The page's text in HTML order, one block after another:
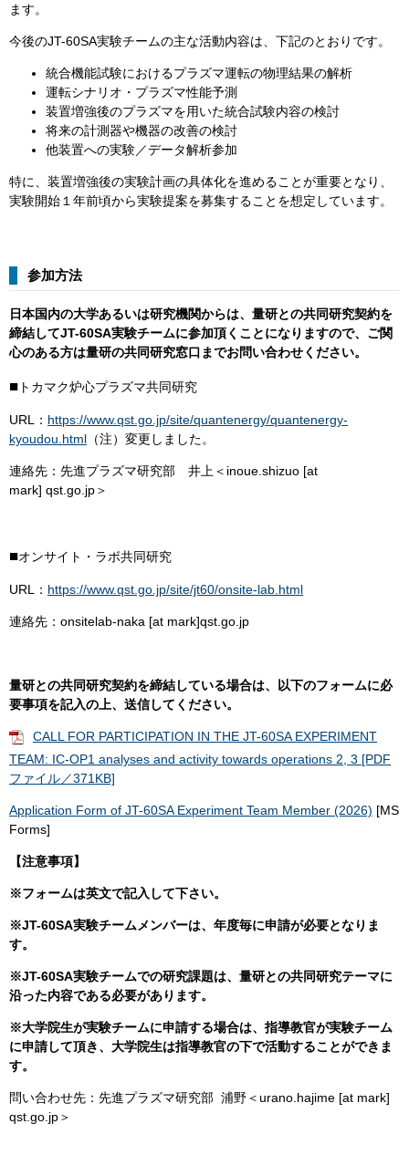
ます。
今後のJT-60SA実験チームの主な活動内容は、下記のとおりです。
統合機能試験におけるプラズマ運転の物理結果の解析
運転シナリオ・プラズマ性能予測
装置増強後のプラズマを用いた統合試験内容の検討
将来の計測器や機器の改善の検討
他装置への実験／データ解析参加
特に、装置増強後の実験計画の具体化を進めることが重要となり、
実験開始１年前頃から実験提案を募集することを想定しています。
参加方法
日本国内の大学あるいは研究機関からは、量研との共同研究契約を
締結してJT-60SA実験チームに参加頂くことになりますので、ご関
心のある方は量研の共同研究窓口までお問い合わせください。
■ トカマク炉心プラズマ共同研究
URL： https://www.qst.go.jp/site/quantenergy/quantenergy-
kyoudou.html （注）変更しました。
連絡先：先進プラズマ研究部 井上＜inoue.shizuo [at
mark] qst.go.jp＞
■オンサイト・ラボ共同研究
URL： https://www.qst.go.jp/site/jt60/onsite-lab.html
連絡先：onsitelab-naka [at mark]qst.go.jp
​量研との共同研究契約を締結している場合は、以下のフォームに必
要事項を記入の上、送信してください。
CALL FOR PARTICIPATION IN THE JT-60SA EXPERIMENT
TEAM: IC-OP1 analyses and activity towards operations 2, 3 [PDF
ファイル／371KB]
Application Form of JT-60SA Experiment Team Member (2026) [MS
Forms]
【注意事項】
※フォームは英文で記入して下さい。
※JT-60SA実験チームメンバーは、年度毎に申請が必要となりま
す。
※JT-60SA実験チームでの研究課題は、量研との共同研究テーマに
沿った内容である必要があります。
※大学院生が実験チームに申請する場合は、指導教官が実験チーム
に申請して頂き、大学院生は指導教官の下で活動することができま
す。
問い合わせ先：先進プラズマ研究部 浦野＜urano.hajime [at mark]
qst.go.jp＞